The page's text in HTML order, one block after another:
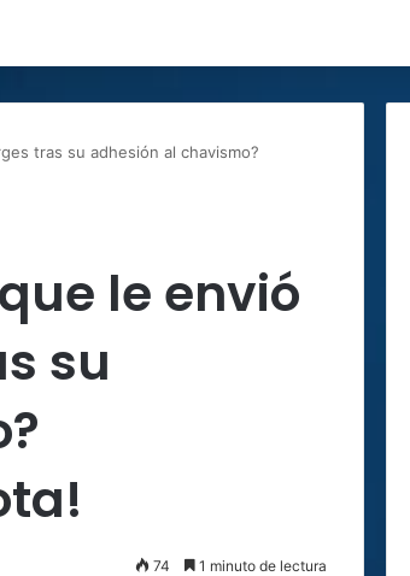
tras su adhesión al chavismo?
le envió
su
74 1 minuto de lectura